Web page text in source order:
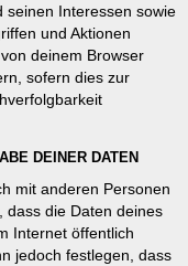
seinen Interessen sowie
und Aktionen
deinem Browser
sofern dies zur
DEINER DATEN
mit anderen Personen
dass die Daten deines
Internet öffentlich
jedoch festlegen, dass